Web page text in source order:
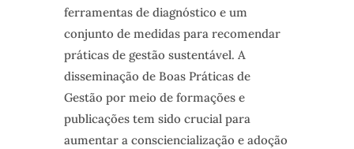
ferramentas de diagnóstico e um
conjunto de medidas para recomendar
práticas de gestão sustentável. A
disseminação de Boas Práticas de
Gestão por meio de formações e
publicações tem sido crucial para
aumentar a consciencialização e adoção